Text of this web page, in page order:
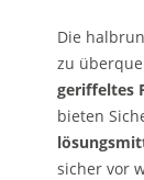
Die
zu
geriffeltes
bieten
sicher vor